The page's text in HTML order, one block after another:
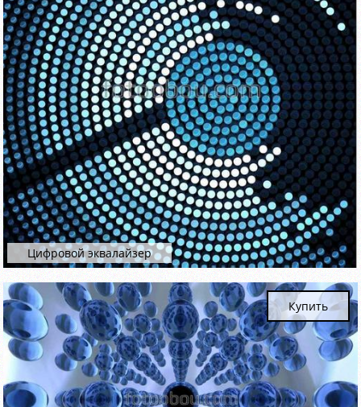
Цифровой эквалайзер
Купить